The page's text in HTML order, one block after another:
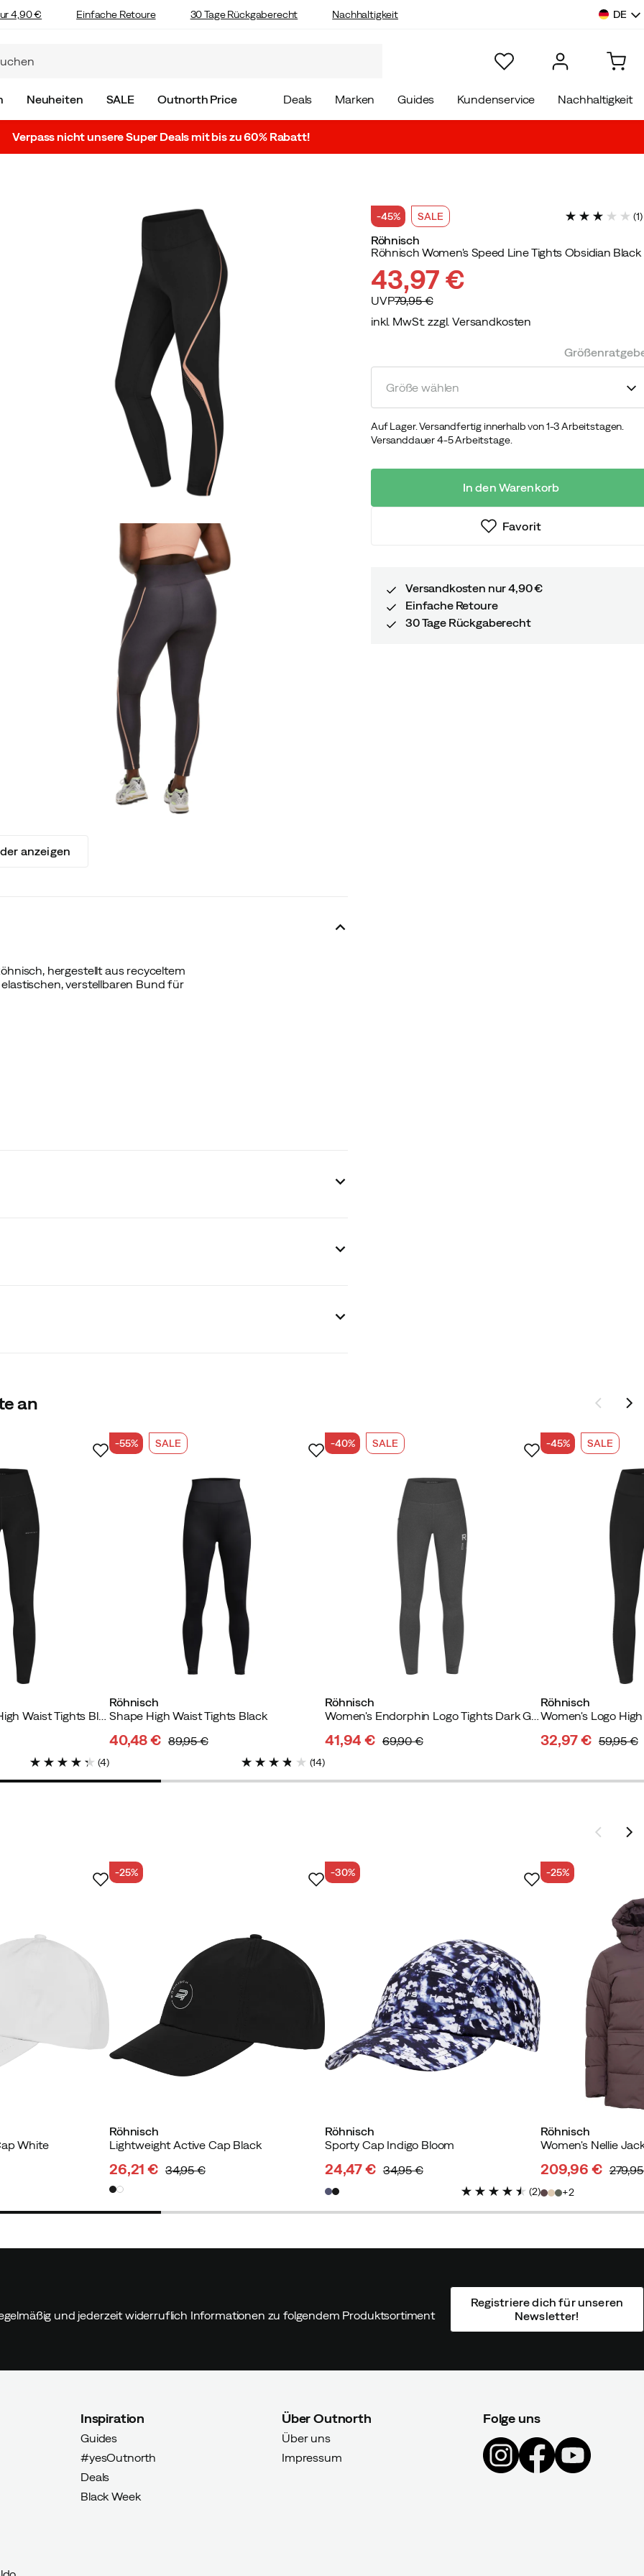
4,90 € Einfache Retoure 30 Tage Rückgaberecht Nachhaltigkeit DE
Neuheiten SALE Outnorth Price Deals Marken Guides Kundenservice Nachhaltigkeit
Verpass nicht unsere Super Deals mit bis zu 60% Rabatt!
anzeigen
hergestellt aus recyceltem
verstellbaren Bund für
und Größe, die ich besitze.
Verified by Trustvoice
-45% SALE (1)
Röhnisch
Röhnisch Women's Speed Line Tights Obsidian Black
discounted
43,97 €
original
UVP79,95 €
inkl. MwSt. zzgl. Versandkosten
Größe wählen
Auf Lager. Versandfertig innerhalb von 1-3 Arbeitstagen.
Versanddauer 4-5 Arbeitstage.
In den Warenkorb
Favorit
Versandkosten nur 4,90 €
Einfache Retoure
30 Tage Rückgaberecht
an
Women's Flattering High Waist Tights Black
(4)
Röhnisch
Shape High Waist Tights Black
-55% SALE
40,48 € 89,95 €
(14)
Röhnisch
Women's Endorphin Logo Tights Dark Grey Melange
-40% SALE
41,94 € 69,90 €
Röhnisch
Women's Logo
-45% SALE
32,97 € 59,95 €
White
Röhnisch
Lightweight Active Cap Black
-25%
discounted
26,21 €
original
34,95 €
Röhnisch
Sporty Cap Indigo Bloom
-30%
discounted
price
24,47 €
original
price
34,95 €
(2)
Röhnisch
Women's Nellie
-25%
price
209,96 €
price
2
und jederzeit widerruflich Informationen zu folgendem Produktsortiment
Registriere dich für unseren
Newsletter!
Inspiration
Guides
#yesOutnorth
Deals
Black Week
Über Outnorth
Über uns
Impressum
Folge uns